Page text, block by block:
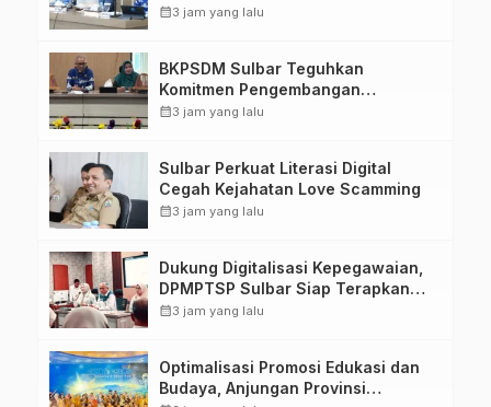
Upacara di Lapangan Ahmad
calendar_month3 jam yang lalu
BKPSDM Sulbar Teguhkan
Komitmen Pengembangan
Kompetensi ASN melalui
calendar_month3 jam yang lalu
Sulbar Perkuat Literasi Digital
Cegah Kejahatan Love Scamming
calendar_month3 jam yang lalu
Dukung Digitalisasi Kepegawaian,
DPMPTSP Sulbar Siap Terapkan
Aplikasi FLEKSI ASN
calendar_month3 jam yang lalu
Optimalisasi Promosi Edukasi dan
Budaya, Anjungan Provinsi